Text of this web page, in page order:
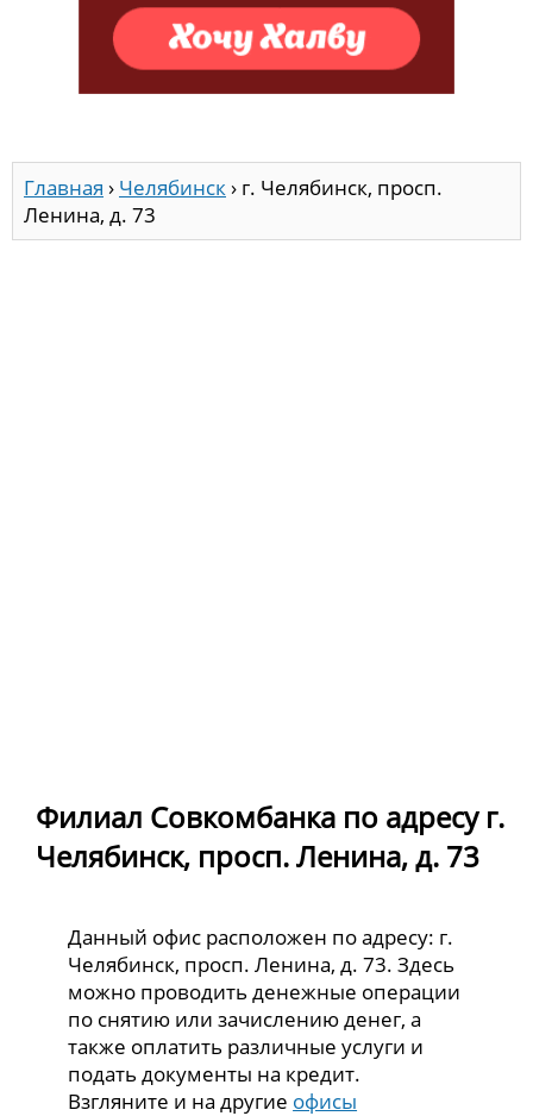
Главная › Челябинск› г. Челябинск, просп.
Ленина, д. 73
Филиал Совкомбанка по адресу г.
Челябинск, просп. Ленина, д. 73
Данный офис расположен по адресу: г.
Челябинск, просп. Ленина, д. 73. Здесь
можно проводить денежные операции
по снятию или зачислению денег, а
также оплатить различные услуги и
подать документы на кредит.
Взгляните и на другие офисы